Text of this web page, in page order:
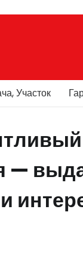
Участок
—